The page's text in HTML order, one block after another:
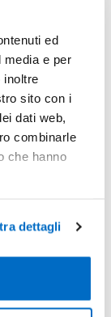
ed
media e per
inoltre
sito con i
dati web,
combinarle
che hanno
dettagli
€ 5,82
neutra e prezzi IVA